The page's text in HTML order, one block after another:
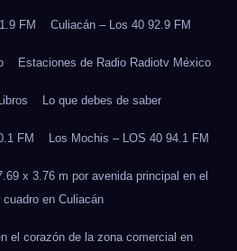
FM Culiacán – Los 40 92.9 FM
Estaciones de Radio Radiotv México
Libros Lo que debes de saber
FM Los Mochis – LOS 40 94.1 FM
x 3.76 m por avenida principal en el
cuadro en Culiacán
el corazón de la zona comercial en